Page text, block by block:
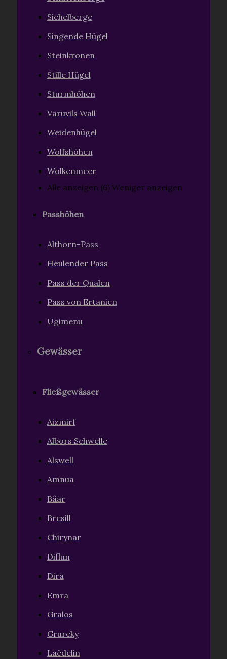
Sichelberge
Singende Hügel
Steinkronen
Stille Hügel
Sturmhöhen
Varuvils Wall
Weidenhügel
Wolfshöhen
Wolkenmeer
Alle anzeigen (6) Weniger anzeigen
Passhöhen
Althorn-Pass
Heulender Pass
Pass der Qualen
Pass von Ertanien
Ugimenu
Gewässer
Fließgewässer
Aizmirf
Albors Schwelle
Alswell
Amnua
Bâar
Bresill
Chirynar
Diflun
Dira
Emra
Gralos
Grureky
Laëdelin